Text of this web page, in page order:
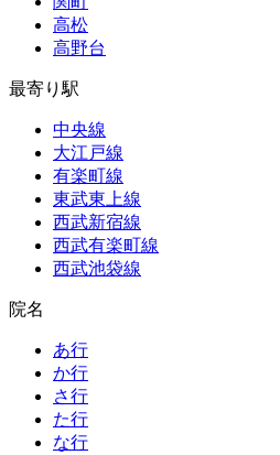
高松
高野台
最寄り駅
中央線
大江戸線
有楽町線
東武東上線
西武新宿線
西武有楽町線
西武池袋線
院名
あ行
か行
さ行
た行
な行